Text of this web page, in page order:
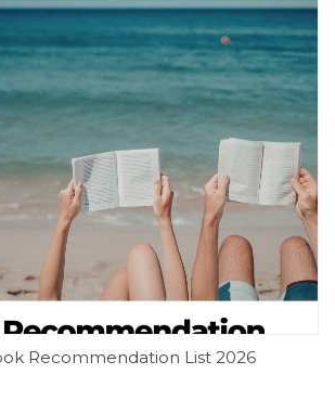
Recommendation List 2026